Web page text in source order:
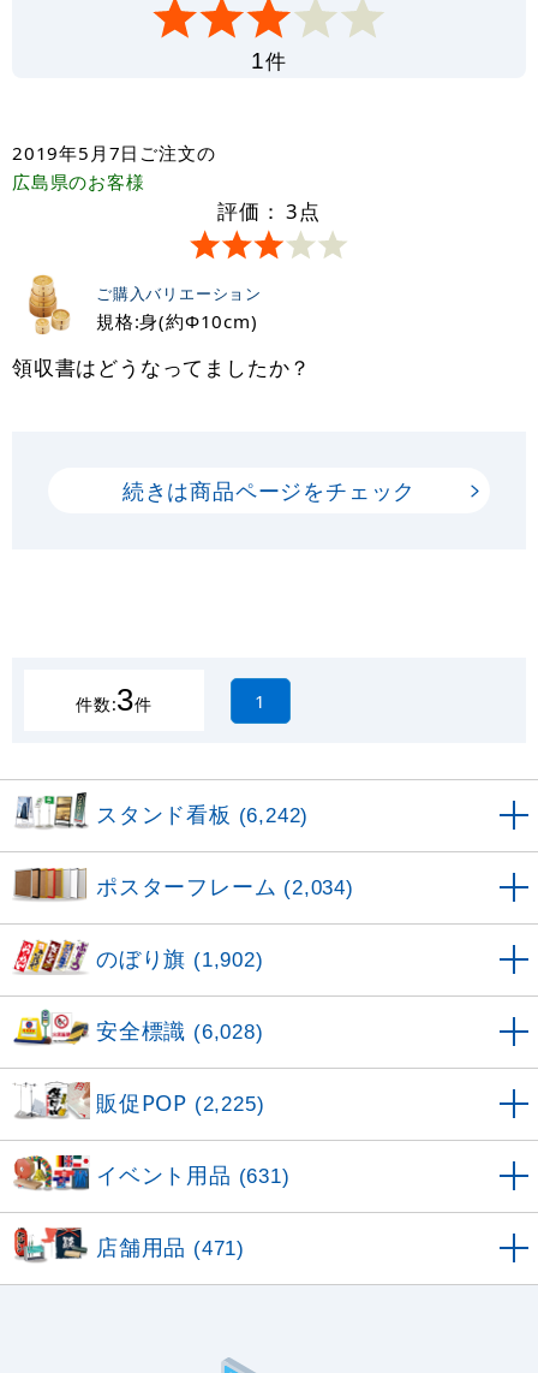
1件
2019年5月7日 ご注文の
広島県のお客様
評価： 3点
ご購入バリエーション
規格:身(約Φ10cm)
領収書はどうなってましたか？
続きは商品ページをチェック
件数:3件 1
スタンド看板 (6,242)
ポスターフレーム (2,034)
のぼり旗 (1,902)
安全標識 (6,028)
販促POP (2,225)
イベント用品 (631)
店舗用品 (471)